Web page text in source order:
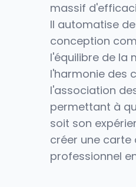
massif
Il automatise
conception
l'équilibre de la
l'harmonie des
l'association
permettant à
soit son
créer une carte
professionnel